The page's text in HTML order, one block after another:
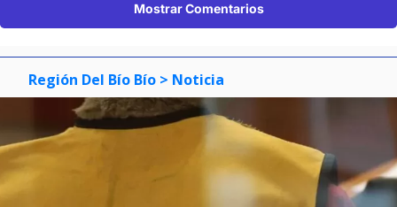
Mostrar Comentarios
Región Del Bío Bío > Noticia